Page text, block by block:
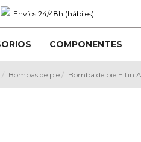
Envíos 24/48h (hábiles)
COMPONENTES
Bombas de pie Bomba de pie Eltin